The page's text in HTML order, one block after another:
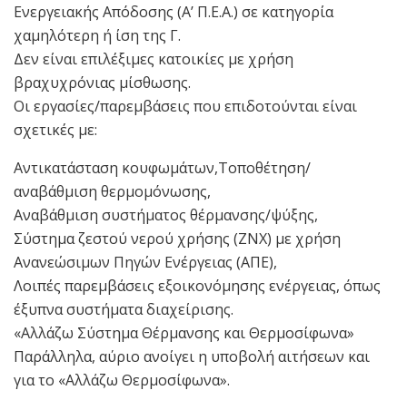
Ενεργειακής Απόδοσης (Α’ Π.Ε.Α.) σε κατηγορία
χαμηλότερη ή ίση της Γ.
Δεν είναι επιλέξιμες κατοικίες με χρήση
βραχυχρόνιας μίσθωσης.
Οι εργασίες/παρεμβάσεις που επιδοτούνται είναι
σχετικές με:
Αντικατάσταση κουφωμάτων,Τοποθέτηση/
αναβάθμιση θερμομόνωσης,
Αναβάθμιση συστήματος θέρμανσης/ψύξης,
Σύστημα ζεστού νερού χρήσης (ΖΝΧ) με χρήση
Ανανεώσιμων Πηγών Ενέργειας (ΑΠΕ),
Λοιπές παρεμβάσεις εξοικονόμησης ενέργειας, όπως
έξυπνα συστήματα διαχείρισης.
«Αλλάζω Σύστημα Θέρμανσης και Θερμοσίφωνα»
Παράλληλα, αύριο ανοίγει η υποβολή αιτήσεων και
για το «Αλλάζω Θερμοσίφωνα».